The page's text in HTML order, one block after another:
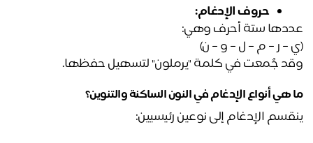
حروف الإدغام:
ستة أحرف وهي:
– ر – م – ل – و – ن)
جُمعت في كلمة "يرملون" لتسهيل حفظها.
هي أنواع الإدغام في النون الساكنة والتنوين؟
ينقسم الإدغام إلى نوعين رئيسيين: